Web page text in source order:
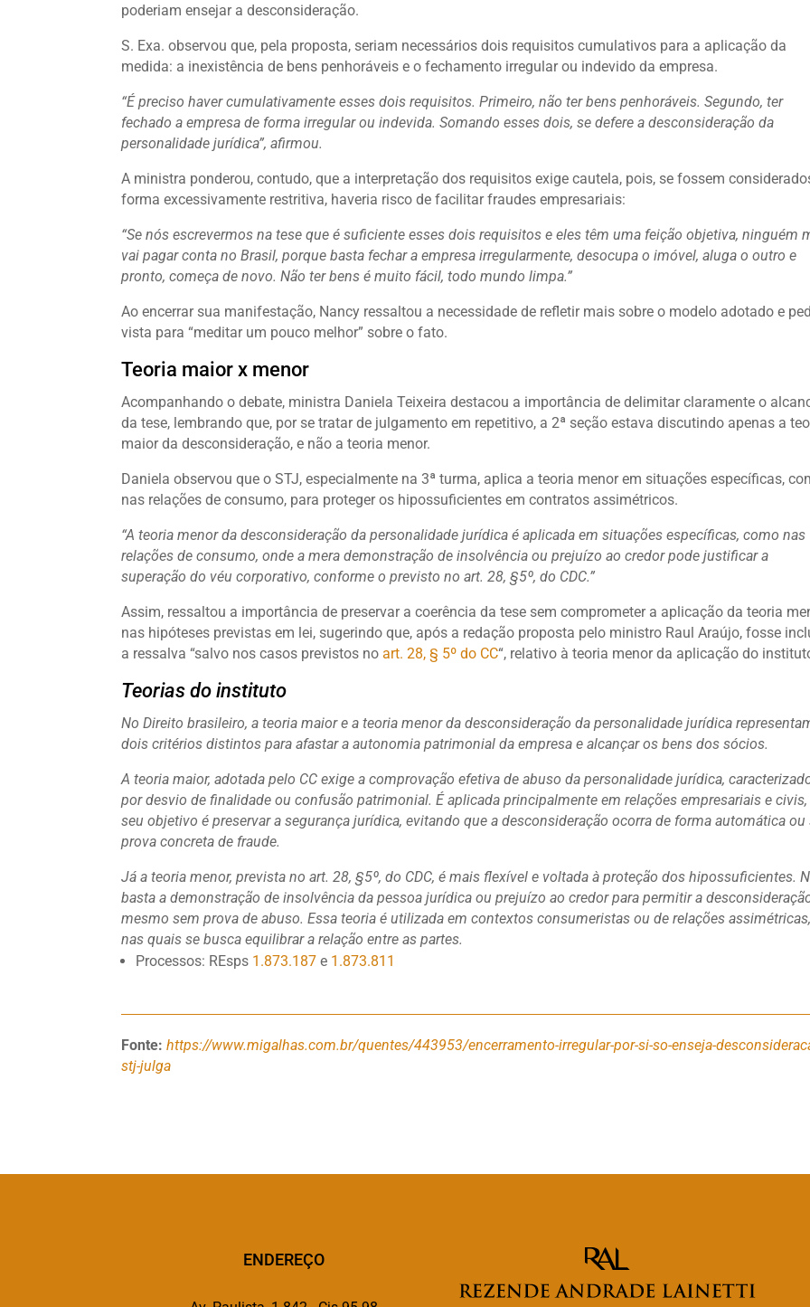
poderiam ensejar a desconsideração.
S. Exa. observou que, pela proposta, seriam necessários dois requisitos cumulativos para a aplicação da
medida: a inexistência de bens penhoráveis e o fechamento irregular ou indevido da empresa.
“É preciso haver cumulativamente esses dois requisitos. Primeiro, não ter bens penhoráveis. Segundo, ter
fechado a empresa de forma irregular ou indevida. Somando esses dois, se defere a desconsideração da
personalidade jurídica”, afirmou.
A ministra ponderou, contudo, que a interpretação dos requisitos exige cautela, pois, se fossem
forma excessivamente restritiva, haveria risco de facilitar fraudes empresariais:
“Se nós escrevermos na tese que é suficiente esses dois requisitos e eles têm uma feição objetiva, ninguém
vai pagar conta no Brasil, porque basta fechar a empresa irregularmente, desocupa o imóvel, aluga o outro e
pronto, começa de novo. Não ter bens é muito fácil, todo mundo limpa.”
Ao encerrar sua manifestação, Nancy ressaltou a necessidade de refletir mais sobre o modelo adotado e
vista para “meditar um pouco melhor” sobre o fato.
Teoria maior x menor
Acompanhando o debate, ministra Daniela Teixeira destacou a importância de delimitar claramente o
da tese, lembrando que, por se tratar de julgamento em repetitivo, a 2ª seção estava discutindo apenas a
maior da desconsideração, e não a teoria menor.
Daniela observou que o STJ, especialmente na 3ª turma, aplica a teoria menor em situações específicas,
nas relações de consumo, para proteger os hipossuficientes em contratos assimétricos.
“A teoria menor da desconsideração da personalidade jurídica é aplicada em situações específicas, como nas
relações de consumo, onde a mera demonstração de insolvência ou prejuízo ao credor pode justificar a
superação do véu corporativo, conforme o previsto no art. 28, §5º, do CDC.”
Assim, ressaltou a importância de preservar a coerência da tese sem comprometer a aplicação da teoria
nas hipóteses previstas em lei, sugerindo que, após a redação proposta pelo ministro Raul Araújo, fosse
a ressalva “salvo nos casos previstos noart. 28, § 5º do CC“, relativo à teoria menor da aplicação do
Teorias do instituto
No Direito brasileiro, a teoria maior e a teoria menor da desconsideração da personalidade jurídica
dois critérios distintos para afastar a autonomia patrimonial da empresa e alcançar os bens dos sócios.
A teoria maior, adotada pelo CC exige a comprovação efetiva de abuso da personalidade jurídica,
por desvio de finalidade ou confusão patrimonial. É aplicada principalmente em relações empresariais e civis,
seu objetivo é preservar a segurança jurídica, evitando que a desconsideração ocorra de forma automática ou
prova concreta de fraude.
Já a teoria menor, prevista no art. 28, §5º, do CDC, é mais flexível e voltada à proteção dos hipossuficientes.
basta a demonstração de insolvência da pessoa jurídica ou prejuízo ao credor para permitir a
mesmo sem prova de abuso. Essa teoria é utilizada em contextos consumeristas ou de relações assimétricas,
nas quais se busca equilibrar a relação entre as partes.
Processos: REsps 1.873.187 e 1.873.811
Fonte:https://www.migalhas.com.br/quentes/443953/encerramento-irregular-por-si-so-enseja-
stj-julga
ENDEREÇO